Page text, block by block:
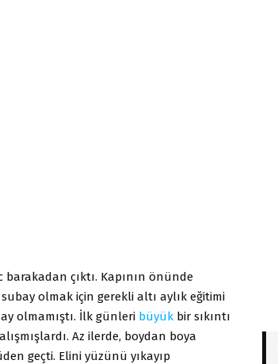
çıktı. Kapının önünde
subay olmak için gerekli altı aylık eğitimi
olmamıştı. İlk günleri büyük bir sıkıntı
Az ilerde, boydan boya
geçti. Elini yüzünü yıkayıp